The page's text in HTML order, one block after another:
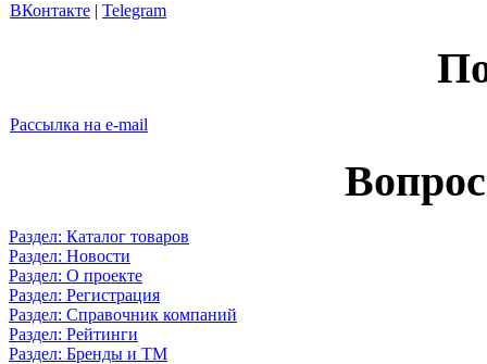
ВКонтакте | Telegram
Рассылка на e-mail
Раздел: Каталог товаров
Раздел: Новости
Раздел: О проекте
Раздел: Регистрация
Раздел: Справочник компаний
Раздел: Рейтинги
Раздел: Бренды и ТМ